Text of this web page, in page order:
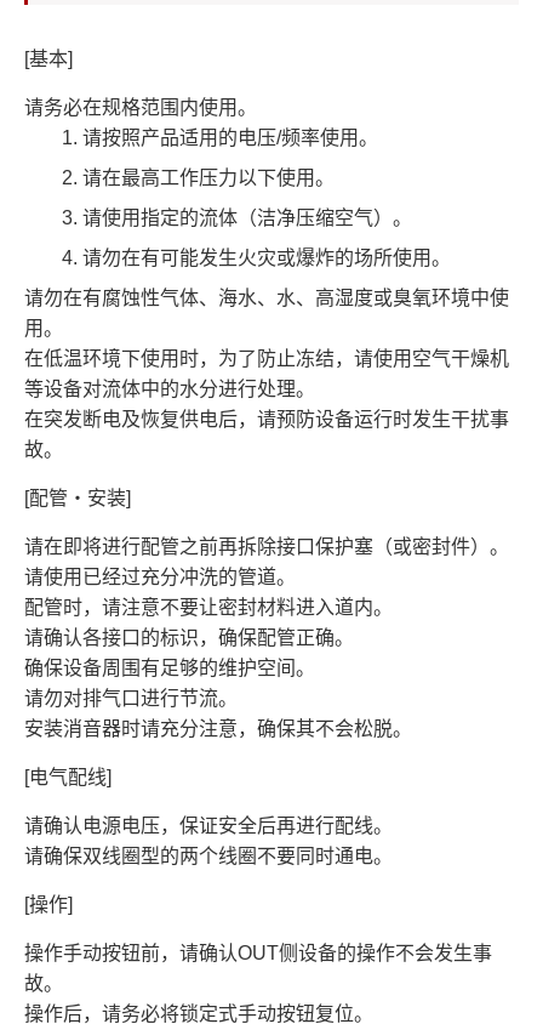
[基本]
请务必在规格范围内使用。
请按照产品适用的电压/频率使用。
请在最高工作压力以下使用。
请使用指定的流体（洁净压缩空气）。
请勿在有可能发生火灾或爆炸的场所使用。
请勿在有腐蚀性气体、海水、水、高湿度或臭氧环境中使
用。
在低温环境下使用时，为了防止冻结，请使用空气干燥机
等设备对流体中的水分进行处理。
在突发断电及恢复供电后，请预防设备运行时发生干扰事
故。
[配管・安装]
请在即将进行配管之前再拆除接口保护塞（或密封件）。
请使用已经过充分冲洗的管道。
配管时，请注意不要让密封材料进入道内。
请确认各接口的标识，确保配管正确。
确保设备周围有足够的维护空间。
请勿对排气口进行节流。
安装消音器时请充分注意，确保其不会松脱。
[电气配线]
请确认电源电压，保证安全后再进行配线。
请确保双线圈型的两个线圈不要同时通电。
[操作]
操作手动按钮前，请确认OUT侧设备的操作不会发生事
故。
操作后，请务必将锁定式手动按钮复位。